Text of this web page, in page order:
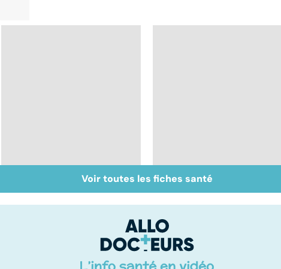
Exostose osseuse :
des bosses sous la
Le tramadol, un
médicament à risque
Voir toutes les fiches santé